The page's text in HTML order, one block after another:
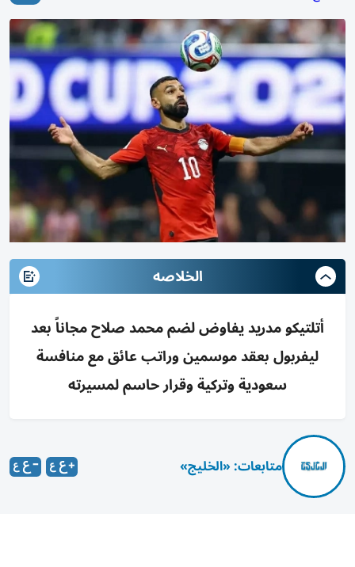
الخلاصه
أتلتيكو مدريد يفاوض لضم محمد صلاح مجاناً بعد
ليفربول بعقد موسمين وراتب عائق مع منافسة
سعودية وتركية وقرار حاسم لمسيرته
متابعات: «الخليج»